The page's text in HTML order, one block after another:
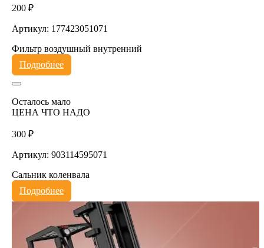
200 ₽
Артикул: 177423051071
Фильтр воздушный внутренний
Подробнее
Осталось мало
ЦЕНА ЧТО НАДО
300 ₽
Артикул: 903114595071
Сальник коленвала
Подробнее